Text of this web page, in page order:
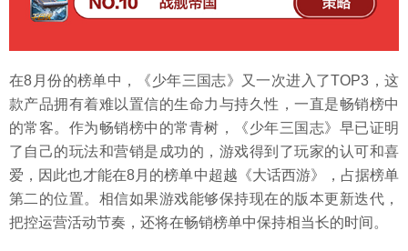
在8月份的榜单中，《少年三国志》又一次进入了TOP3，这
款产品拥有着难以置信的生命力与持久性，一直是畅销榜中
的常客。作为畅销榜中的常青树，《少年三国志》早已证明
了自己的玩法和营销是成功的，游戏得到了玩家的认可和喜
爱，因此也才能在8月的榜单中超越《大话西游》，占据榜单
第二的位置。相信如果游戏能够保持现在的版本更新迭代，
把控运营活动节奏，还将在畅销榜单中保持相当长的时间。